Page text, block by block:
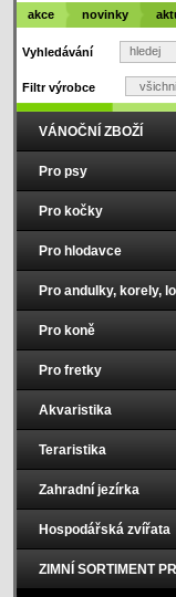
Vyhledávání
Filtr výrobce
VÁNOČNÍ ZBOŽÍ
Pro psy
Pro kočky
Pro hlodavce
Pro andulky, korely,
Pro koně
Pro fretky
Akvaristika
Teraristika
Zahradní jezírka
Hospodářská zvířata
ZIMNÍ SORTIMENT
akce novinky